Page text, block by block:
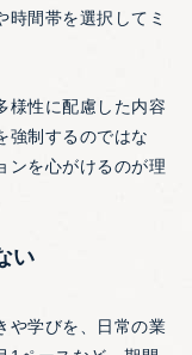
時間帯を選択してミ
様性に配慮した内容
強制するのではな
ンを心がけるのが理
い
や学びを、日常の業